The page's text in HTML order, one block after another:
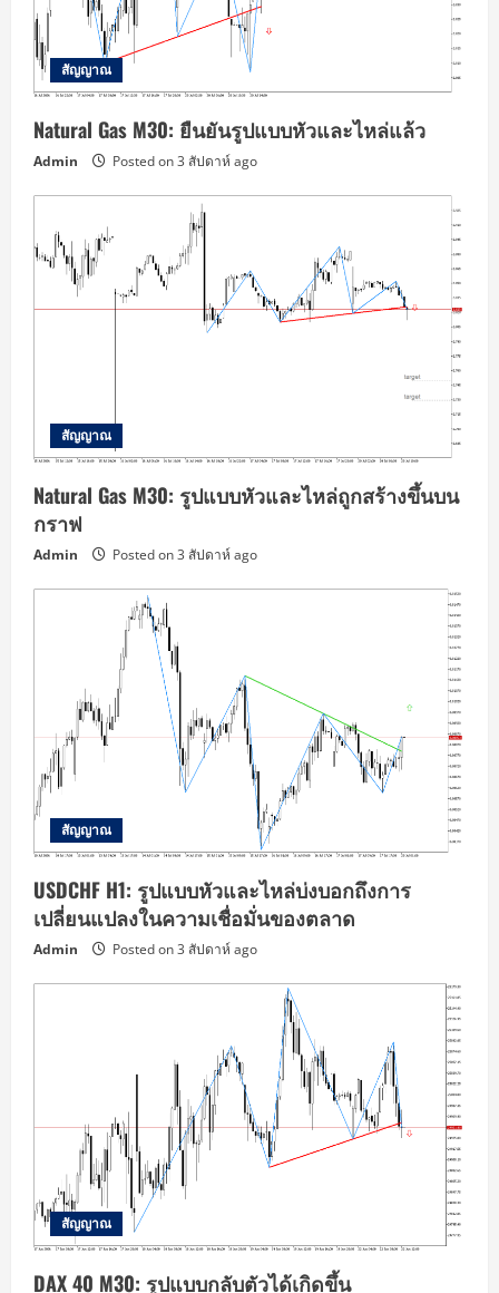
สัญญาณ
Natural Gas M30: ยืนยันรูปแบบหัวและไหล่แล้ว
Admin Posted on 3 สัปดาห์ ago
สัญญาณ
Natural Gas M30: รูปแบบหัวและไหล่ถูกสร้างขึ้นบน
กราฟ
Admin Posted on 3 สัปดาห์ ago
สัญญาณ
USDCHF H1: รูปแบบหัวและไหล่บ่งบอกถึงการ
เปลี่ยนแปลงในความเชื่อมั่นของตลาด
Admin Posted on 3 สัปดาห์ ago
สัญญาณ
DAX 40 M30: รูปแบบกลับตัวได้เกิดขึ้น